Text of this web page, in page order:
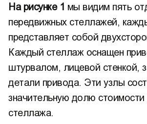
На рисунке 1 мы видим пять
передвижных стеллажей,
представляет собой
Каждый стеллаж оснащен
штурвалом, лицевой стенкой,
детали привода. Эти узлы
значительную долю
стеллажа.